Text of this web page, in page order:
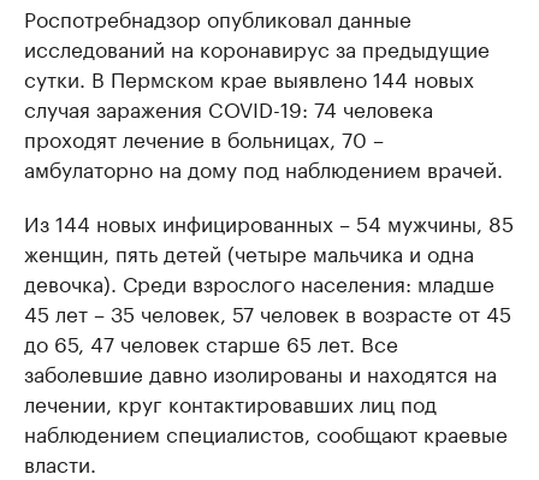
Роспотребнадзор опубликовал данные
исследований на коронавирус за предыдущие
сутки. В Пермском крае выявлено 144 новых
случая заражения COVID-19: 74 человека
проходят лечение в больницах, 70 –
амбулаторно на дому под наблюдением врачей.
Из 144 новых инфицированных – 54 мужчины, 85
женщин, пять детей (четыре мальчика и одна
девочка). Среди взрослого населения: младше
45 лет – 35 человек, 57 человек в возрасте от 45
до 65, 47 человек старше 65 лет. Все
заболевшие давно изолированы и находятся на
лечении, круг контактировавших лиц под
наблюдением специалистов, сообщают краевые
власти.